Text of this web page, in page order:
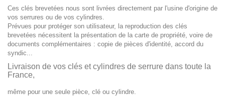
Ces clés brevetées nous sont livrées directement par l'usine d'origine de
vos serrures ou de vos cylindres.
Prévues pour protéger son utilisateur, la reproduction des clés
brevetées nécessitent la présentation de la carte de propriété, voire de
documents complémentaires : copie de pièces d'identité, accord du
syndic...
Livraison de vos clés et cylindres de serrure dans toute la
France,
même pour une seule pièce, clé ou cylindre.